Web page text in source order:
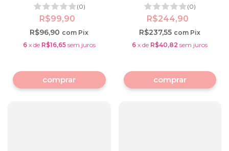
(0)
R$99,90
R$96,90 com Pix
6 x de R$16,65 sem juros
(0)
R$244,90
R$237,55 com Pix
6 xde R$40,82 sem juros